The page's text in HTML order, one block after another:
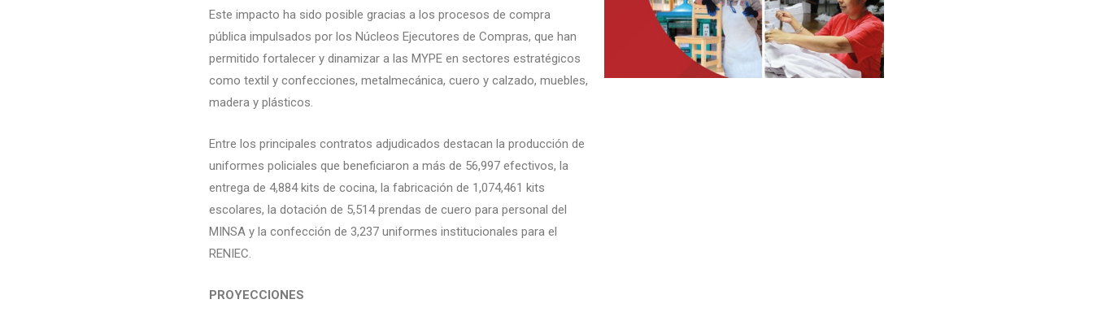
Este impacto ha sido posible gracias a los procesos de compra
pública impulsados por los Núcleos Ejecutores de Compras, que han
permitido fortalecer y dinamizar a las MYPE en sectores estratégicos
como textil y confecciones, metalmecánica, cuero y calzado, muebles,
madera y plásticos.
Entre los principales contratos adjudicados destacan la producción de
uniformes policiales que beneficiaron a más de 56,997 efectivos, la
entrega de 4,884 kits de cocina, la fabricación de 1,074,461 kits
escolares, la dotación de 5,514 prendas de cuero para personal del
MINSA y la confección de 3,237 uniformes institucionales para el
RENIEC.
PROYECCIONES